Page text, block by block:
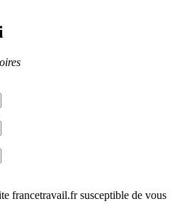
francetravail.fr susceptible de vous